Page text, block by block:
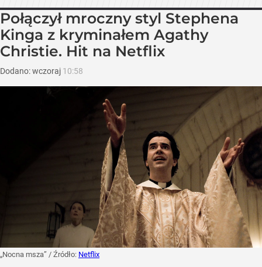
Połączył mroczny styl Stephena
Kinga z kryminałem Agathy
Christie. Hit na Netflix
Dodano:wczoraj 10:58
„Nocna msza” / Źródło: Netflix